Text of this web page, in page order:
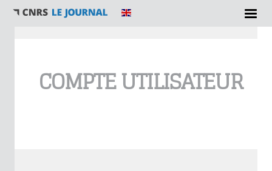
COMPTE UTILISATEUR